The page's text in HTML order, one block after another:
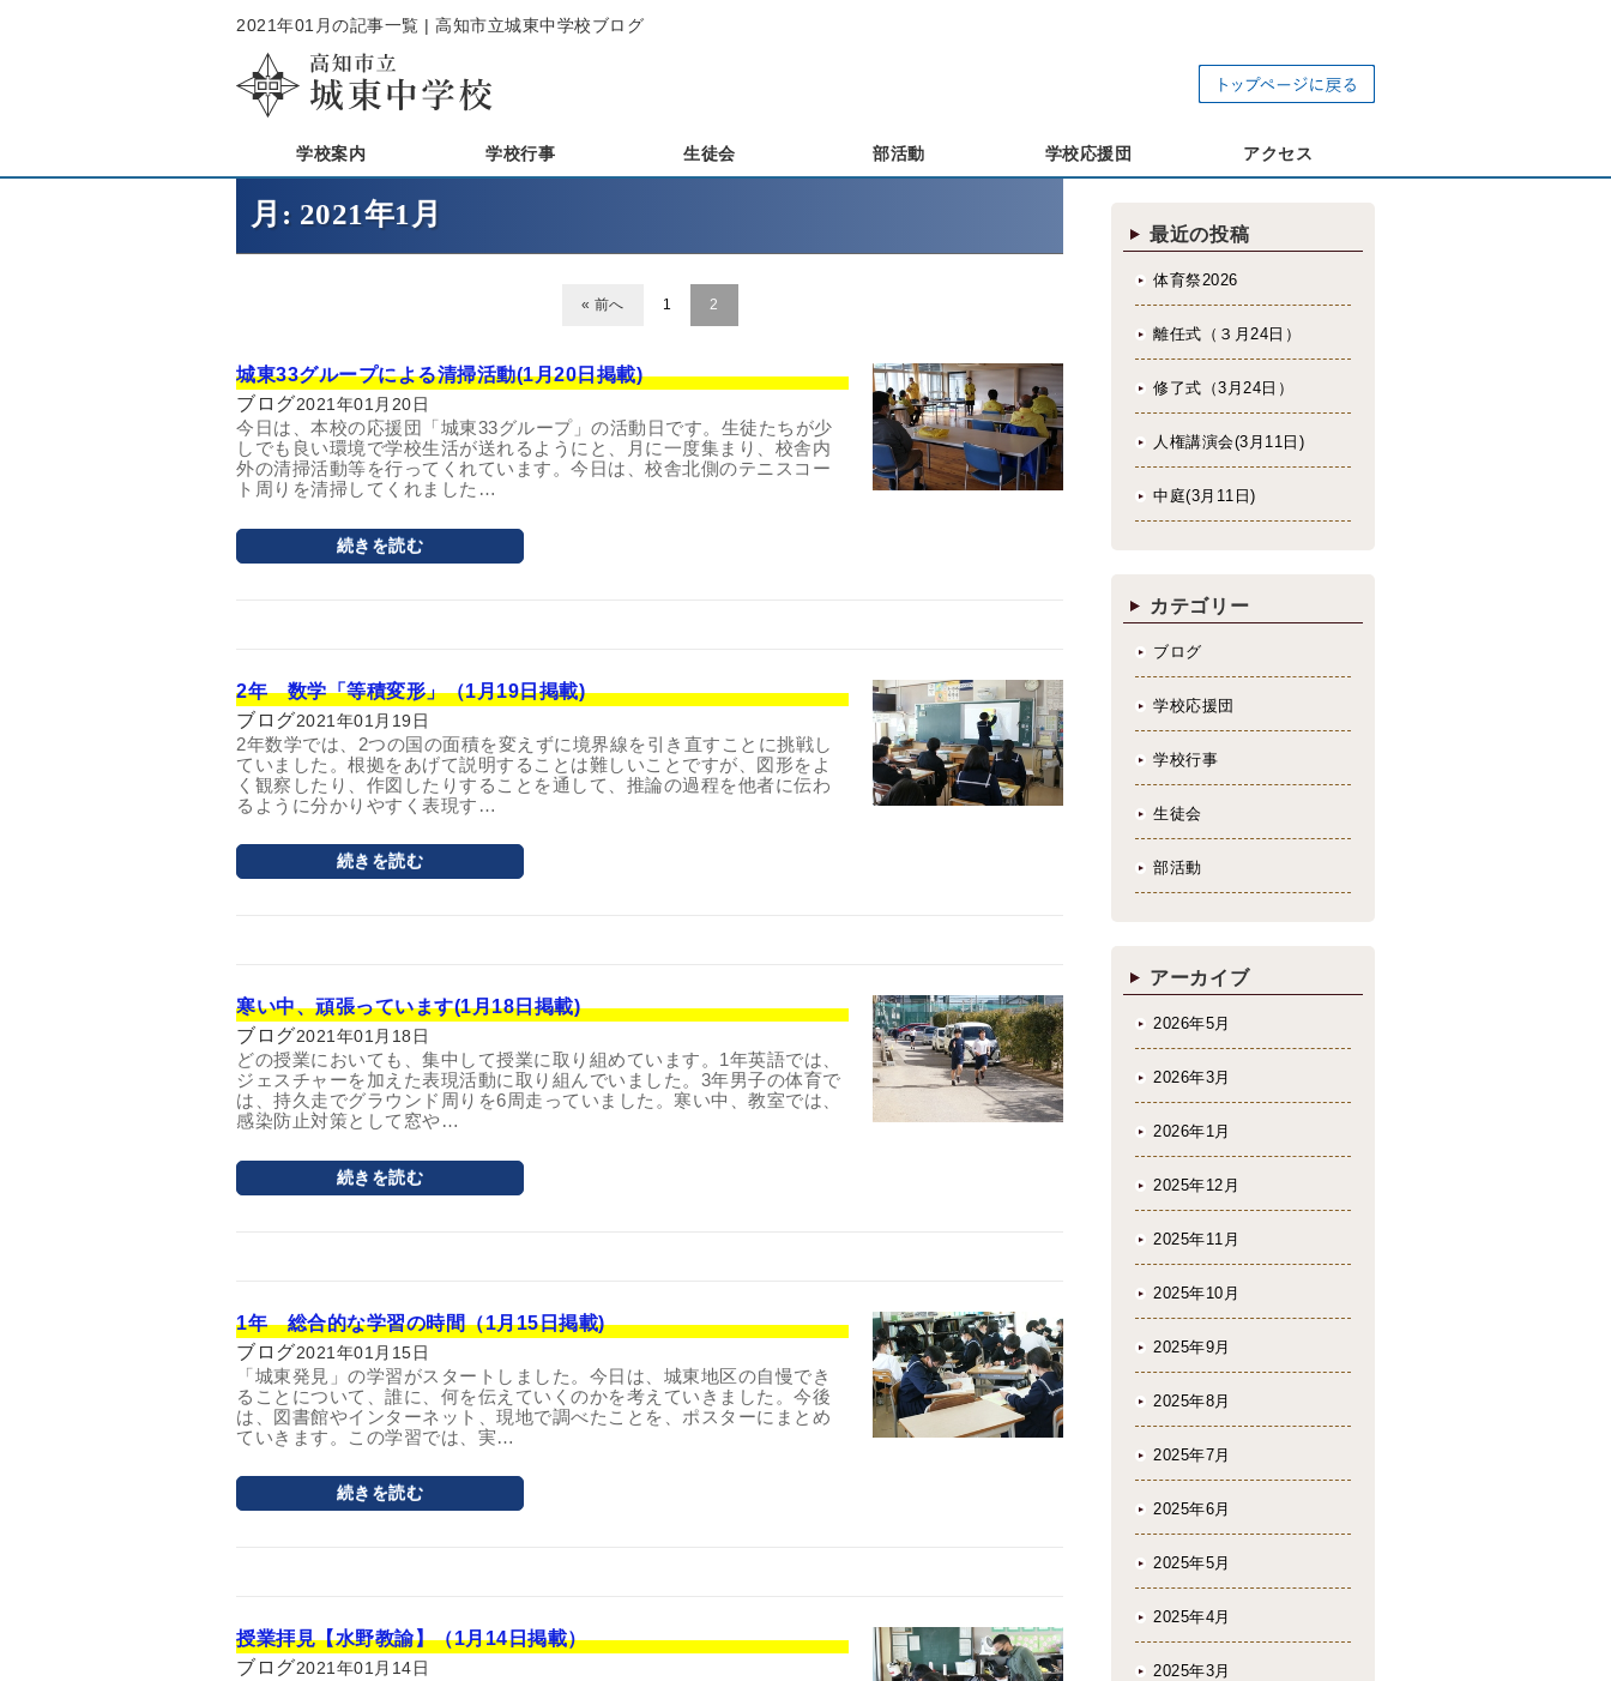
2021年01月の記事一覧 | 高知市立城東中学校ブログ
学校案内 学校行事 生徒会 部活動 学校応援団 アクセス
月: 2021年1月
« 前へ 1 2
城東33グループによる清掃活動(1月20日掲載)
ブログ2021年01月20日
今日は、本校の応援団「城東33グループ」の活動日です。生徒たちが少
しでも良い環境で学校生活が送れるようにと、月に一度集まり、校舎内
外の清掃活動等を行ってくれています。今日は、校舎北側のテニスコー
ト周りを清掃してくれました…
続きを読む
2年 数学「等積変形」（1月19日掲載)
ブログ2021年01月19日
2年数学では、2つの国の面積を変えずに境界線を引き直すことに挑戦し
ていました。根拠をあげて説明することは難しいことですが、図形をよ
く観察したり、作図したりすることを通して、推論の過程を他者に伝わ
るように分かりやすく表現す…
続きを読む
寒い中、頑張っています(1月18日掲載)
ブログ2021年01月18日
どの授業においても、集中して授業に取り組めています。1年英語では、
ジェスチャーを加えた表現活動に取り組んでいました。3年男子の体育で
は、持久走でグラウンド周りを6周走っていました。寒い中、教室では、
感染防止対策として窓や…
続きを読む
1年 総合的な学習の時間（1月15日掲載)
ブログ2021年01月15日
「城東発見」の学習がスタートしました。今日は、城東地区の自慢でき
ることについて、誰に、何を伝えていくのかを考えていきました。今後
は、図書館やインターネット、現地で調べたことを、ポスターにまとめ
ていきます。この学習では、実…
続きを読む
授業拝見【水野教諭】（1月14日掲載）
ブログ2021年01月14日
最近の投稿
体育祭2026
離任式（３月24日）
修了式（3月24日）
人権講演会(3月11日)
中庭(3月11日)
カテゴリー
ブログ
学校応援団
学校行事
生徒会
部活動
アーカイブ
2026年5月
2026年3月
2026年1月
2025年12月
2025年11月
2025年10月
2025年9月
2025年8月
2025年7月
2025年6月
2025年5月
2025年4月
2025年3月